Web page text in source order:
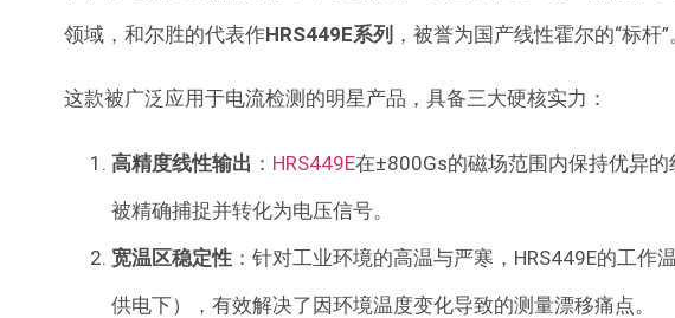
领域，和尔胜的代表作HRS449E系列 ，被誉为国产线性霍尔的“标杆”
这款被广泛应用于电流检测的明星产品，具备三大硬核实力：
高精度线性输出 ： HRS449E在±800Gs的磁场范围内保持优异
被精确捕捉并转化为电压信号。
宽温区稳定性：针对工业环境的高温与严寒，HRS449E的工
供电下），有效解决了因环境温度变化导致的测量漂移痛点。